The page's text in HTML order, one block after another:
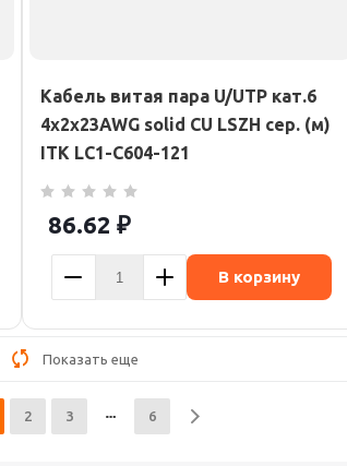
Кабель витая пара U/UTP кат.6
4х2х23AWG solid CU LSZH сер. (м)
ITK LC1-C604-121
86.62 ₽
В корзину
Показать еще
2 3 6